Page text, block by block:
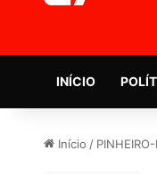
INÍCIO
Início /